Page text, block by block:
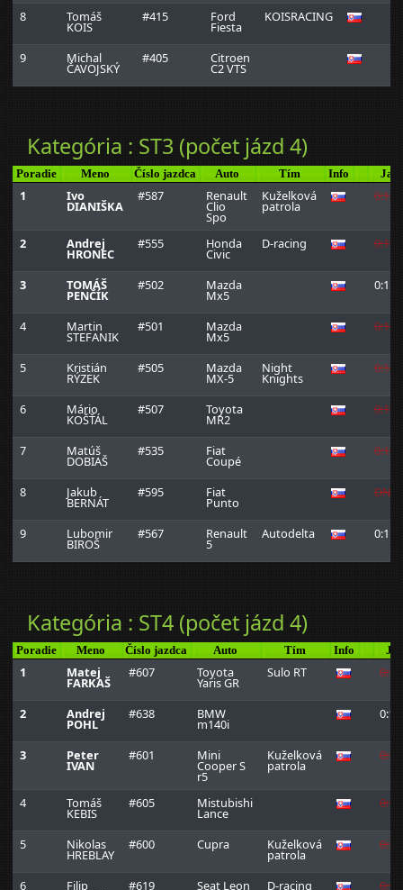
8 Tomáš
KOIS
#415 Ford
Fiesta
KOISRACING
9 Michal
ČAVOJSKÝ
#405 Citroen
C2 VTS
Kategória : ST3 (počet jázd 4)
Poradie Meno Číslo jazdca Auto Tím Info
1 Ivo
DIANIŠKA
#587 Renault
Clio
Spo
Kuželková
patrola
2 Andrej
HRONEC
#555 Honda
Civic
D-racing
3 TOMÁŠ
PENČÍK
#502 Mazda
Mx5
4 Martin
STEFANIK
#501 Mazda
Mx5
5 Kristián
RÝZEK
#505 Mazda
MX-5
Night
Knights
6 Mário
KOŠŤÁL
#507 Toyota
MR2
7 Matúš
DOBIAŠ
#535 Fiat
Coupé
8 Jakub
BERNÁT
#595 Fiat
Punto
DNF
9 Lubomir
BIROŠ
#567 Renault
5
Autodelta
Kategória : ST4 (počet jázd 4)
Poradie Meno Číslo jazdca Auto Tím Info
1 Matej
FARKAŠ
#607 Toyota
Yaris GR
Sulo RT
2 Andrej
POHL
#638 BMW
m140i
3 Peter
IVAN
#601 Mini
Cooper S
r5
Kuželková
patrola
4 Tomáš
KEBIS
#605 Mistubishi
Lance
5 Nikolas
HREBLAY
#600 Cupra Kuželková
patrola
6 Filip #619 Seat Leon D-racing